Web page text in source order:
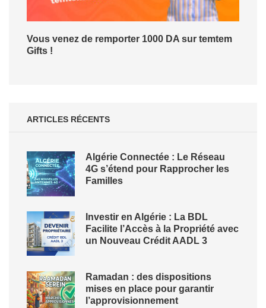
Vous venez de remporter 1000 DA sur temtem
Gifts !
ARTICLES RÉCENTS
Algérie Connectée : Le Réseau
4G s’étend pour Rapprocher les
Familles
Investir en Algérie : La BDL
Facilite l’Accès à la Propriété avec
un Nouveau Crédit AADL 3
Ramadan : des dispositions
mises en place pour garantir
l’approvisionnement